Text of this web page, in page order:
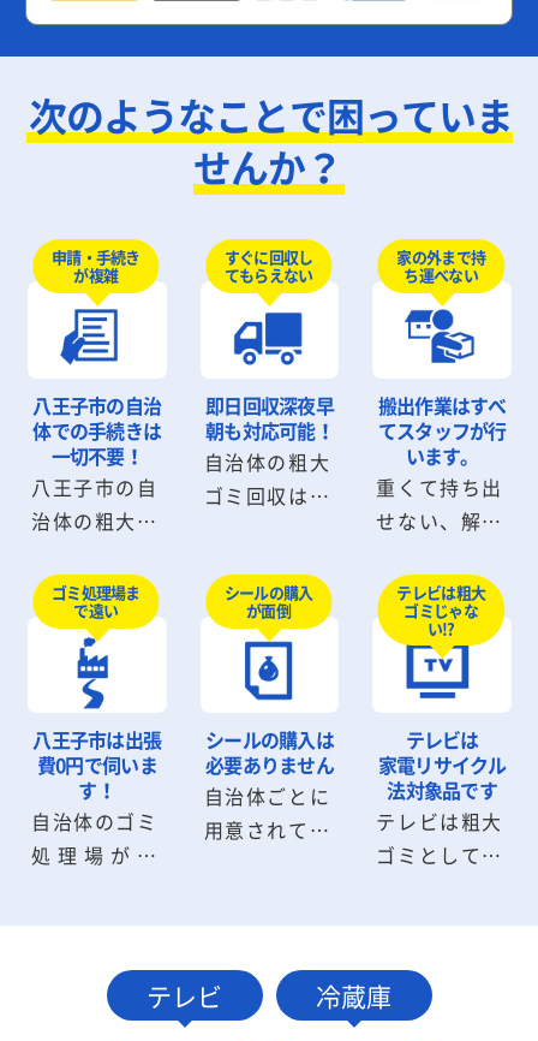
次のようなことで困っていま
せんか？
申請・手続き
が複雑
八王子市の自治
体での手続きは
一切不要！
八王子市の自
治体の粗大ゴ
にシールを購
入したり、申
請書を記入す
る必要はあり
話・メール1
本でお見積
り・回収に伺
います。
すぐに回収し
てもらえない
即日回収深夜早
朝も対応可能！
自治体の粗大
ゴミ回収は数
いけません
が、ワンナッ
プLIFEなら即
日回収が可能
です。深夜早
朝の回収も気
軽にご相談く
ださい。
家の外まで持
ち運べない
搬出作業はすべ
てスタッフが行
います。
重くて持ち出
せない、解体
から出せない
粗大ゴミも回
収可能です。
粗大ゴミの解
でスタッフに
お任せくださ
い。
ゴミ処理場ま
で遠い
八王子市は出張
費0円で伺いま
す！
自治体のゴミ
処理場が遠
題ありませ
ん。八王子市
シールの購入
が面倒
シールの購入は
必要ありません
自治体ごとに
用意されてい
の自治体へ連
絡・手続きす
テレビは粗大
ゴミじゃな
い!?
テレビは
家電リサイクル
法対象品です
テレビは粗大
ゴミとして捨
込むか小売業
者に引取りを
テレビ 冷蔵庫